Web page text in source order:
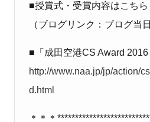
■授賞式・受賞内容はこちら
（ブログリンク：ブログ当
■「成田空港CS Award
http://www.naa.jp/jp/action/
d.html
＊＊＊